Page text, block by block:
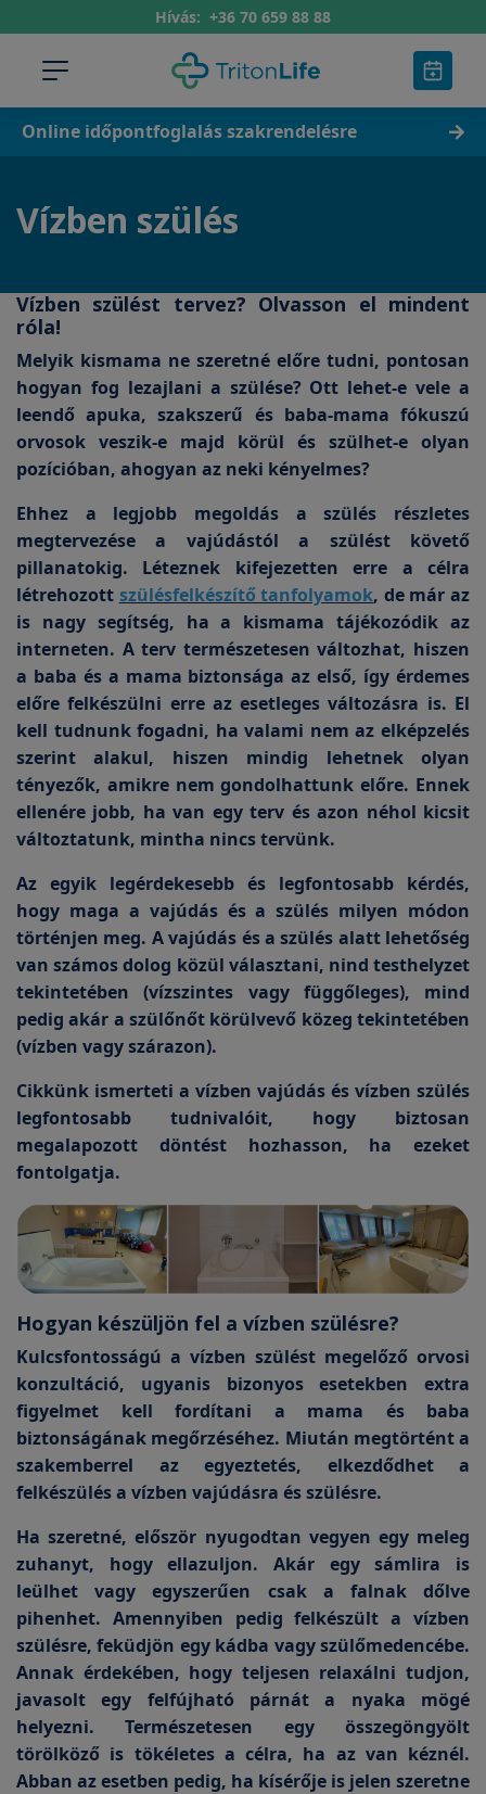
Hívás: +36 70 659 88 88
Online időpontfoglalás szakrendelésre
Vízben szülés
Vízben szülést tervez? Olvasson el mindent
róla!
Melyik kismama ne szeretné előre tudni, pontosan
hogyan fog lezajlani a szülése? Ott lehet-e vele a
leendő apuka, szakszerű és baba-mama fókuszú
orvosok veszik-e majd körül és szülhet-e olyan
pozícióban, ahogyan az neki kényelmes?
Ehhez a legjobb megoldás a szülés részletes
megtervezése a vajúdástól a szülést követő
pillanatokig. Léteznek kifejezetten erre a célra
létrehozott szülésfelkészítő tanfolyamok, de már az
is nagy segítség, ha a kismama tájékozódik az
interneten. A terv természetesen változhat, hiszen
a baba és a mama biztonsága az első, így érdemes
előre felkészülni erre az esetleges változásra is. El
kell tudnunk fogadni, ha valami nem az elképzelés
szerint alakul, hiszen mindig lehetnek olyan
tényezők, amikre nem gondolhattunk előre. Ennek
ellenére jobb, ha van egy terv és azon néhol kicsit
változtatunk, mintha nincs tervünk.
Az egyik legérdekesebb és legfontosabb kérdés,
hogy maga a vajúdás és a szülés milyen módon
történjen meg. A vajúdás és a szülés alatt lehetőség
van számos dolog közül választani, nind testhelyzet
tekintetében (vízszintes vagy függőleges), mind
pedig akár a szülőnőt körülvevő közeg tekintetében
(vízben vagy szárazon).
Cikkünk ismerteti a vízben vajúdás és vízben szülés
legfontosabb tudnivalóit, hogy biztosan
megalapozott döntést hozhasson, ha ezeket
fontolgatja.
Hogyan készüljön fel a vízben szülésre?
Kulcsfontosságú a vízben szülést megelőző orvosi
konzultáció, ugyanis bizonyos esetekben extra
figyelmet kell fordítani a mama és baba
biztonságának megőrzéséhez. Miután megtörtént a
szakemberrel az egyeztetés, elkezdődhet a
felkészülés a vízben vajúdásra és szülésre.
Ha szeretné, először nyugodtan vegyen egy meleg
zuhanyt, hogy ellazuljon. Akár egy sámlira is
leülhet vagy egyszerűen csak a falnak dőlve
pihenhet. Amennyiben pedig felkészült a vízben
szülésre, feküdjön egy kádba vagy szülőmedencébe.
Annak érdekében, hogy teljesen relaxálni tudjon,
javasolt egy felfújható párnát a nyaka mögé
helyezni. Természetesen egy összegöngyölt
törölköző is tökéletes a célra, ha az van kéznél.
Abban az esetben pedig, ha kísérője is jelen szeretne